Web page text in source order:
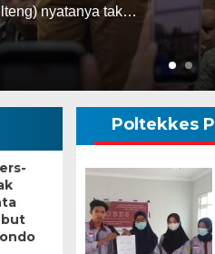
nyatanya tak…
Poltekkes